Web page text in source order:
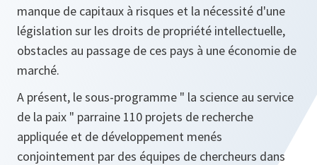
manque de capitaux à risques et la nécessité d'une
législation sur les droits de propriété intellectuelle,
obstacles au passage de ces pays à une économie de
marché.
A présent, le sous-programme " la science au service
de la paix " parraine 110 projets de recherche
appliquée et de développement menés
conjointement par des équipes de chercheurs dans